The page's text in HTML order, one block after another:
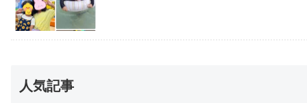
人気記事